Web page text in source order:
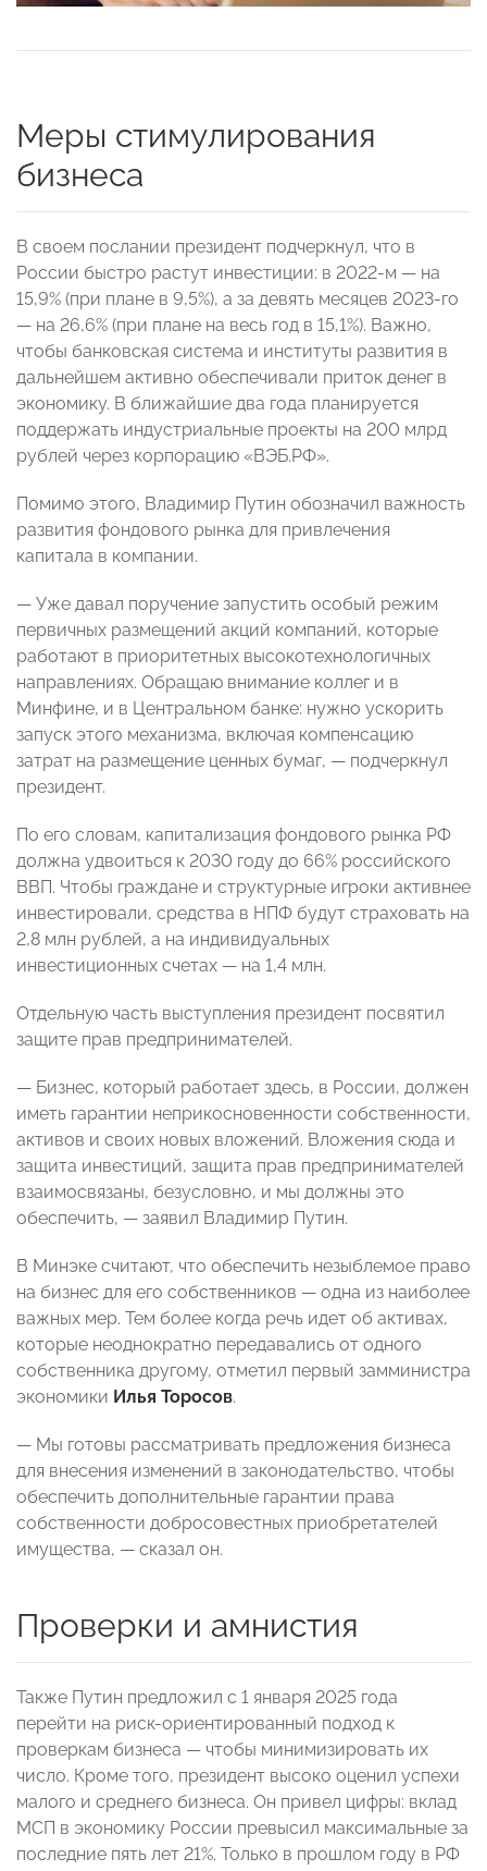
Меры стимулирования
бизнеса
В своем послании президент подчеркнул, что в
России быстро растут инвестиции: в 2022-м — на
15,9% (при плане в 9,5%), а за девять месяцев 2023-го
— на 26,6% (при плане на весь год в 15,1%). Важно,
чтобы банковская система и институты развития в
дальнейшем активно обеспечивали приток денег в
экономику. В ближайшие два года планируется
поддержать индустриальные проекты на 200 млрд
рублей через корпорацию «ВЭБ.РФ».
Помимо этого, Владимир Путин обозначил важность
развития фондового рынка для привлечения
капитала в компании.
— Уже давал поручение запустить особый режим
первичных размещений акций компаний, которые
работают в приоритетных высокотехнологичных
направлениях. Обращаю внимание коллег и в
Минфине, и в Центральном банке: нужно ускорить
запуск этого механизма, включая компенсацию
затрат на размещение ценных бумаг, — подчеркнул
президент.
По его словам, капитализация фондового рынка РФ
должна удвоиться к 2030 году до 66% российского
ВВП. Чтобы граждане и структурные игроки активнее
инвестировали, средства в НПФ будут страховать на
2,8 млн рублей, а на индивидуальных
инвестиционных счетах — на 1,4 млн.
Отдельную часть выступления президент посвятил
защите прав предпринимателей.
— Бизнес, который работает здесь, в России, должен
иметь гарантии неприкосновенности собственности,
активов и своих новых вложений. Вложения сюда и
защита инвестиций, защита прав предпринимателей
взаимосвязаны, безусловно, и мы должны это
обеспечить, — заявил Владимир Путин.
В Минэке считают, что обеспечить незыблемое право
на бизнес для его собственников — одна из наиболее
важных мер. Тем более когда речь идет об активах,
которые неоднократно передавались от одного
собственника другому, отметил первый замминистра
экономики Илья Торосов.
— Мы готовы рассматривать предложения бизнеса
для внесения изменений в законодательство, чтобы
обеспечить дополнительные гарантии права
собственности добросовестных приобретателей
имущества, — сказал он.
Проверки и амнистия
Также Путин предложил с 1 января 2025 года
перейти на риск-ориентированный подход к
проверкам бизнеса — чтобы минимизировать их
число. Кроме того, президент высоко оценил успехи
малого и среднего бизнеса. Он привел цифры: вклад
МСП в экономику России превысил максимальные за
последние пять лет 21%. Только в прошлом году в РФ